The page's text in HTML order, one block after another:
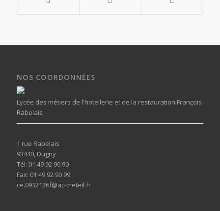
NOS COORDONNÉES
Lycée des métiers de l'hotellerie et de la restauration François
Rabelais
1 rue Rabelais
93440, Dugny
Tél: 01 49 92 90 90
Fax: 01 49 92 90 99
ce.0932126f@ac-creteil.fr